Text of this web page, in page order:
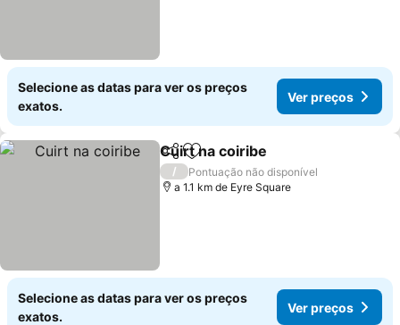
Selecione as datas para ver os preços
exatos.
Ver preços
PartilharAdicionar aos favoritos
Cuirt na coiribe
/
Pontuação não disponível
a 1.1 km de Eyre Square
Selecione as datas para ver os preços
exatos.
Ver preços